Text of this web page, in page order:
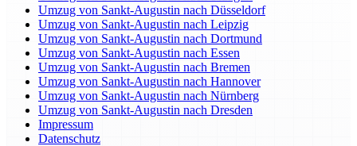
Umzug von Sankt-Augustin nach Düsseldorf
Umzug von Sankt-Augustin nach Leipzig
Umzug von Sankt-Augustin nach Dortmund
Umzug von Sankt-Augustin nach Essen
Umzug von Sankt-Augustin nach Bremen
Umzug von Sankt-Augustin nach Hannover
Umzug von Sankt-Augustin nach Nürnberg
Umzug von Sankt-Augustin nach Dresden
Impressum
Datenschutz